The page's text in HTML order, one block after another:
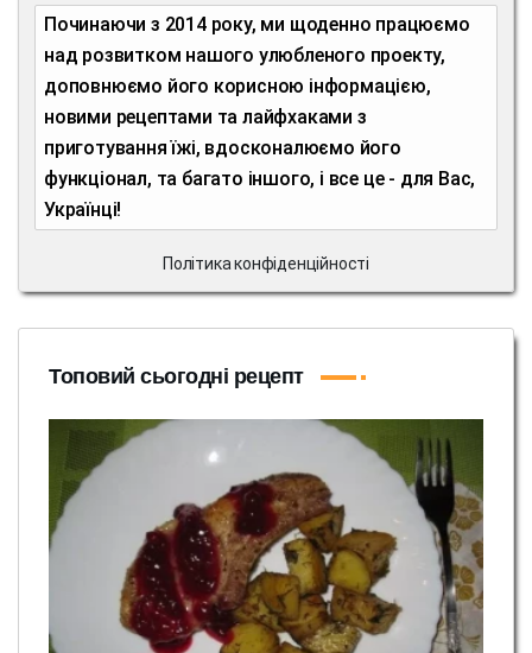
Починаючи з 2014 року, ми щоденно працюємо
над розвитком нашого улюбленого проекту,
доповнюємо його корисною інформацією,
новими рецептами та лайфхаками з
приготування їжі, вдосконалюємо його
функціонал, та багато іншого, і все це - для Вас,
Українці!
Політика конфіденційності
Топовий сьогодні рецепт